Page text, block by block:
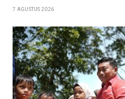
7 AGUSTUS 2026